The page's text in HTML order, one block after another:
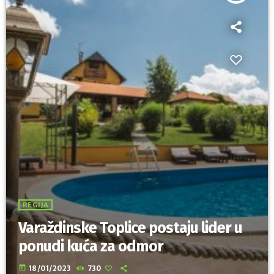
REGIJA
Varaždinske Toplice postaju lider u
ponudi kuća za odmor
today 18/01/2023 730